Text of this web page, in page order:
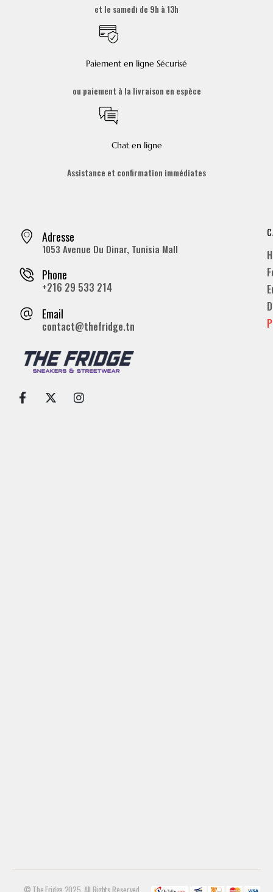
et le samedi de 9h à 13h
Paiement en ligne Sécurisé
ou paiement à la livraison en espèce
Chat en ligne
Assistance et confirmation immédiates
Adresse
1053 Avenue Du Dinar, Tunisia Mall
Phone
+216 29 533 214
Email
contact@thefridge.tn
© The Fridge 2025. All Rights Reserved